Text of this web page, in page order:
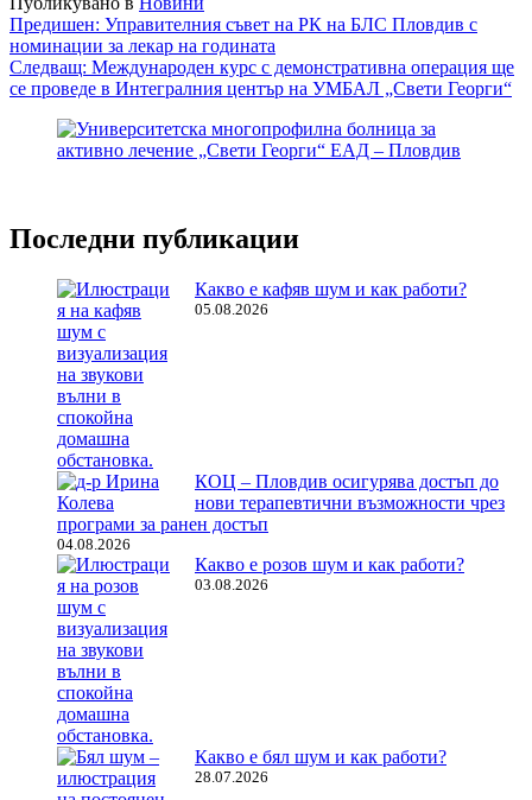
Навигация
Предишен: Управителния съвет на РК на БЛС Пловдив с
номинации за лекар на годината
Следващ: Международен курс с демонстративна операция ще
се проведе в Интегралния център на УМБАЛ „Свети Георги“
Последни публикации
Какво е кафяв шум и как работи?
05.08.2026
КОЦ – Пловдив осигурява достъп до
нови терапевтични възможности чрез
програми за ранен достъп
04.08.2026
Какво е розов шум и как работи?
03.08.2026
Какво е бял шум и как работи?
28.07.2026